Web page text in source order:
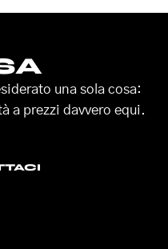
una sola cosa:
a prezzi davvero equi.